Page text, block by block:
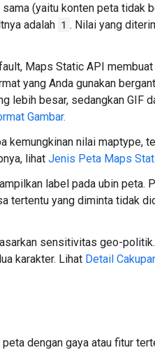
(yaitu konten peta tidak
adalah 1 . Nilai yang
Maps Static API membuat
yang Anda gunakan
lebih besar, sedangkan GIF
Gambar.
kemungkinan nilai maptype,
lihat Jenis Peta Maps
label pada ubin peta.
tertentu yang diminta tidak
sensitivitas geo-
karakter. Lihat Detail
dengan gaya atau fitur